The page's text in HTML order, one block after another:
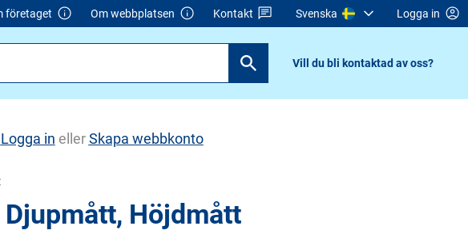
företaget Om webbplatsen Kontakt Svenska Logga in
Vill du bli kontaktad av oss?
Logga in ellerSkapa webbkonto
Höjdmått